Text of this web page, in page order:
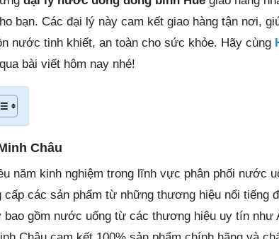
bạn. Các đại lý này cam kết giao hàng tận nơi,
nước tinh khiết, an toàn cho sức khỏe. Hãy cùng
bài viết hôm nay nhé!
Châu
năm kinh nghiệm trong lĩnh vực phân phối nước
cấp các sản phẩm từ những thương hiệu nổi tiếng
bao gồm nước uống từ các thương hiệu uy tín như